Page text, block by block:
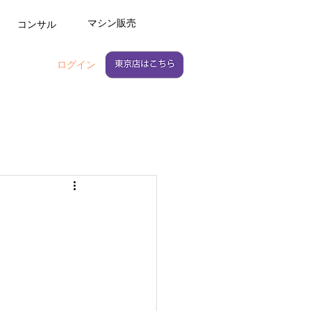
コンサル マシン販売
ログイン